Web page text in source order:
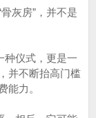
灰房”，并不是
种仪式，更是一
并不断抬高门槛
能力。